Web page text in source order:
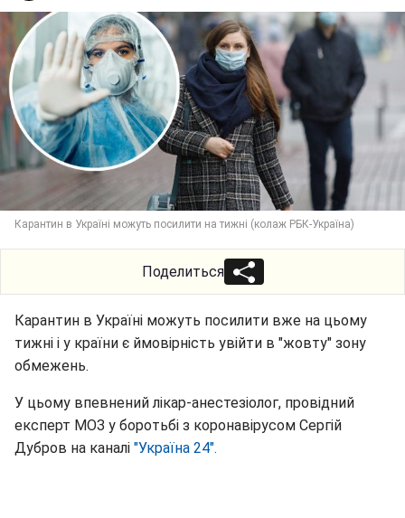
Карантин в Україні можуть посилити на тижні (колаж РБК-Україна)
Поделиться
Карантин в Україні можуть посилити вже на цьому
тижні і у країни є ймовірність увійти в "жовту" зону
обмежень.
У цьому впевнений лікар-анестезіолог, провідний
експерт МОЗ у боротьбі з коронавірусом Сергій
Дубров на каналі "Україна 24".